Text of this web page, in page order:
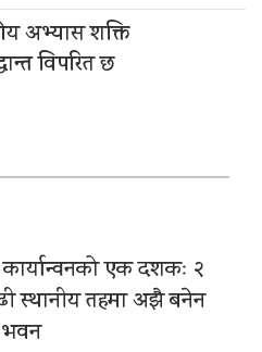
अभ्यास शक्ति
विपरित छ
एक दशकः २
स्थानीय तहमा अझै बनेन
भवन